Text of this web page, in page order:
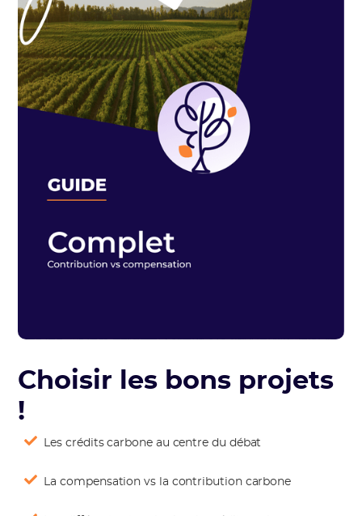
Choisir les bons projets
!
Les crédits carbone au centre du débat
La compensation vs la contribution carbone